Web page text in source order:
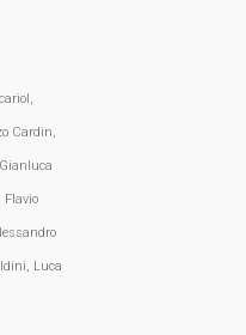
Cardin,
Flavio
Luca